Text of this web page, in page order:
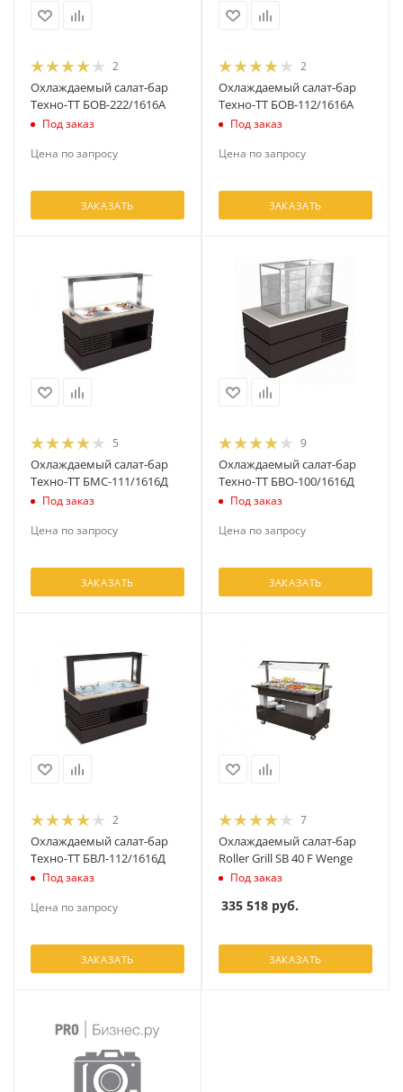
2
Охлаждаемый салат-бар
Техно-ТТ БОВ-222/1616А
Под заказ
Цена по запросу
ЗАКАЗАТЬ
2
Охлаждаемый салат-бар
Техно-ТТ БОВ-112/1616А
Под заказ
Цена по запросу
ЗАКАЗАТЬ
5
Охлаждаемый салат-бар
Техно-ТТ БМС-111/1616Д
Под заказ
Цена по запросу
ЗАКАЗАТЬ
9
Охлаждаемый салат-бар
Техно-ТТ БВО-100/1616Д
Под заказ
Цена по запросу
ЗАКАЗАТЬ
2
Охлаждаемый салат-бар
Техно-ТТ БВЛ-112/1616Д
Под заказ
Цена по запросу
ЗАКАЗАТЬ
7
Охлаждаемый салат-бар
Roller Grill SB 40 F Wenge
Под заказ
335 518 руб.
ЗАКАЗАТЬ